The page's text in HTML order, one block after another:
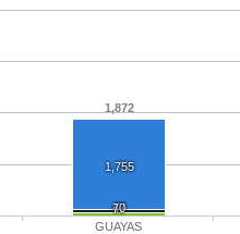
1,872
1,755
47
70
GUAYAS